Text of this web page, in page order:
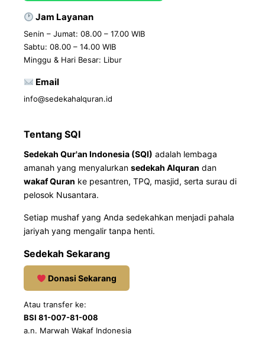
Jam Layanan
Senin – Jumat: 08.00 – 17.00 WIB
Sabtu: 08.00 – 14.00 WIB
Minggu & Hari Besar: Libur
Email
info@sedekahalquran.id
Tentang SQI
Sedekah Qur'an Indonesia (SQI) adalah lembaga
amanah yang menyalurkan sedekah Alquran dan
wakaf Quran ke pesantren, TPQ, masjid, serta surau di
pelosok Nusantara.
Setiap mushaf yang Anda sedekahkan menjadi pahala
jariyah yang mengalir tanpa henti.
Sedekah Sekarang
Donasi Sekarang
Atau transfer ke:
BSI 81-007-81-008
a.n. Marwah Wakaf Indonesia